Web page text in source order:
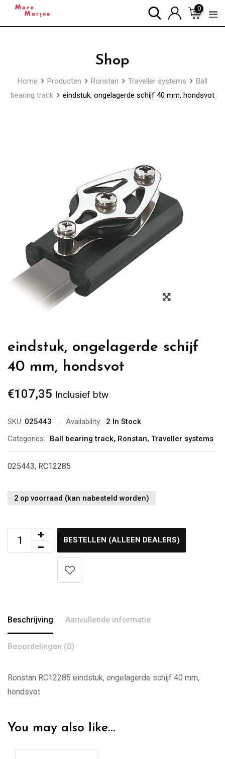
0
Shop
Home Producten Ronstan Traveller systems
Ball
bearing track
eindstuk, ongelagerde schijf 40 mm, hondsvot
eindstuk, ongelagerde schijf
40 mm, hondsvot
€107,35 Inclusief btw
SKU: 025443 Availability:
2 In Stock
Categories:
Ball bearing track, Ronstan, Traveller systems
025443, RC12285
2 op voorraad (kan nabesteld worden)
BESTELLEN (ALLEEN DEALERS)
Beschrijving Aanvullende informatie
Beoordelingen (0)
Ronstan RC12285 eindstuk, ongelagerde schijf 40 mm,
hondsvot
You may also like…